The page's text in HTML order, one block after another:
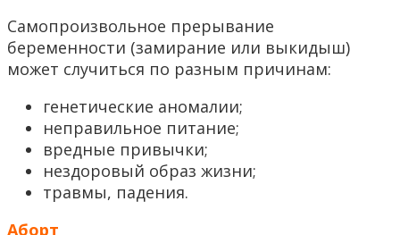
Самопроизвольное прерывание
беременности (замирание или выкидыш)
может случиться по разным причинам:
генетические аномалии;
неправильное питание;
вредные привычки;
нездоровый образ жизни;
травмы, падения.
Аборт